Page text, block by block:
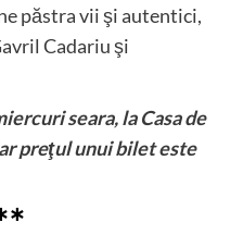
păstra vii şi autentici,
Cadariu şi
seara, la Casa de
preţul unui bilet este